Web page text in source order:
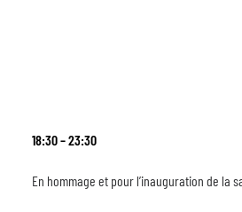
18:30 – 23:30
En hommage et pour l’inauguration de la